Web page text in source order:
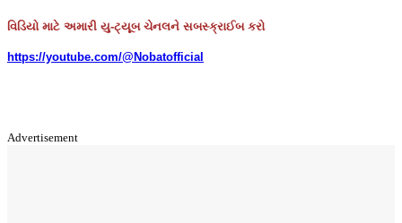
વિડિયો માટે અમારી યુ-ટ્યૂબ ચેનલને સબસ્ક્રાઈબ કરો
https://youtube.com/@Nobatofficial
Advertisement